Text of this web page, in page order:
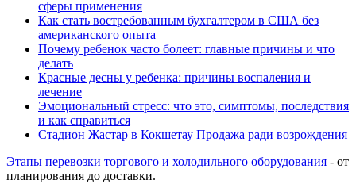
сферы применения
Как стать востребованным бухгалтером в США без
американского опыта
Почему ребенок часто болеет: главные причины и что
делать
Красные десны у ребенка: причины воспаления и
лечение
Эмоциональный стресс: что это, симптомы, последствия
и как справиться
Стадион Жастар в Кокшетау Продажа ради возрождения
Этапы перевозки торгового и холодильного оборудования - от
планирования до доставки.